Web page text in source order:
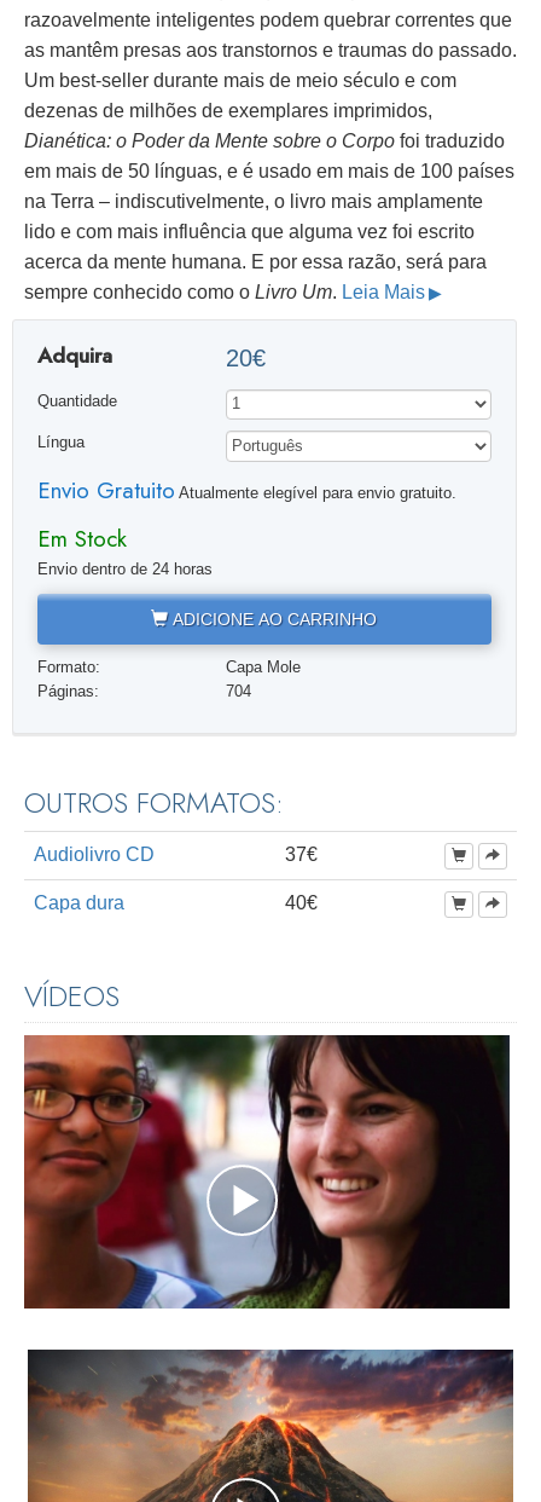
razoavelmente inteligentes podem quebrar correntes que
as mantêm presas aos transtornos e traumas do passado.
Um best-seller durante mais de meio século e com
dezenas de milhões de exemplares imprimidos,
Dianética: o Poder da Mente sobre o Corpo foi traduzido
em mais de 50 línguas, e é usado em mais de 100 países
na Terra – indiscutivelmente, o livro mais amplamente
lido e com mais influência que alguma vez foi escrito
acerca da mente humana. E por essa razão, será para
sempre conhecido como o Livro Um. Leia Mais
Adquira 20€
Quantidade
Língua
Envio Gratuito Atualmente elegível para envio gratuito.
Em Stock
Envio dentro de 24 horas
ADICIONE AO CARRINHO
Formato:
Capa Mole
Páginas:
704
OUTROS FORMATOS:
Audiolivro CD 37€
Capa dura 40€
VÍDEOS